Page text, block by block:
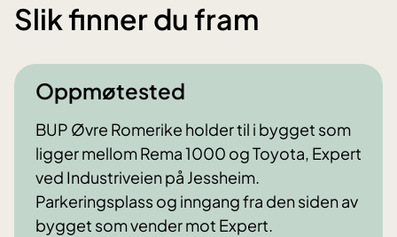
Slik finner du fram
Oppmøtested
BUP Øvre Romerike holder til i bygget som
ligger mellom Rema 1000 og Toyota, Expert
ved Industriveien på Jessheim.
Parkeringsplass og inngang fra den siden av
bygget som vender mot Expert.